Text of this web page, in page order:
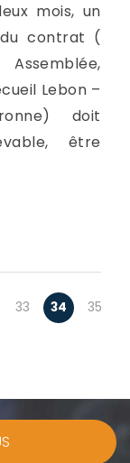
mois, un
contrat (
Lebon –
doit
être
33 34
35